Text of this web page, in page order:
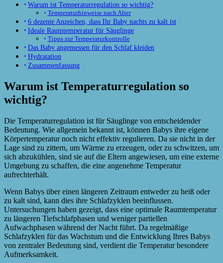
Warum ist Temperaturregulation so wichtig?
Temperaturhinweise nach Alter
6 dezente Anzeichen, dass Ihr Baby nachts zu kalt ist
Ideale Raumtemperatur für Säuglinge
Tipps zur Temperaturkontrolle
Das Baby angemessen für den Schlaf kleiden
Hydratation
Zusammenfassung
Warum ist Temperaturregulation so
wichtig?
Die Temperaturregulation ist für Säuglinge von entscheidender
Bedeutung. Wie allgemein bekannt ist, können Babys ihre eigene
Körpertemperatur noch nicht effektiv regulieren. Da sie nicht in der
Lage sind zu zittern, um Wärme zu erzeugen, oder zu schwitzen, um
sich abzukühlen, sind sie auf die Eltern angewiesen, um eine externe
Umgebung zu schaffen, die eine angenehme Temperatur
aufrechterhält.
Wenn Babys über einen längeren Zeitraum entweder zu heiß oder
zu kalt sind, kann dies ihre Schlafzyklen beeinflussen.
Untersuchungen haben gezeigt, dass eine optimale Raumtemperatur
zu längeren Tiefschlafphasen und weniger partiellen
Aufwachphasen während der Nacht führt. Da regelmäßige
Schlafzyklen für das Wachstum und die Entwicklung Ihres Babys
von zentraler Bedeutung sind, verdient die Temperatur besondere
Aufmerksamkeit.